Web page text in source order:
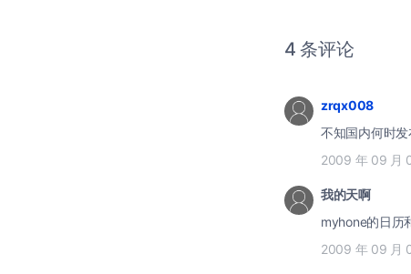
4 条评论
zrqx008
不知国内何时
2009 年 09 月
我的天啊
myhone的日历
2009 年 09 月